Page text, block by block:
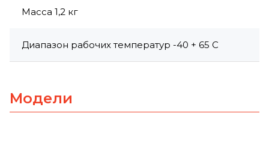
Масса 1,2 кг
Диапазон рабочих температур -40 + 65 С
Модели